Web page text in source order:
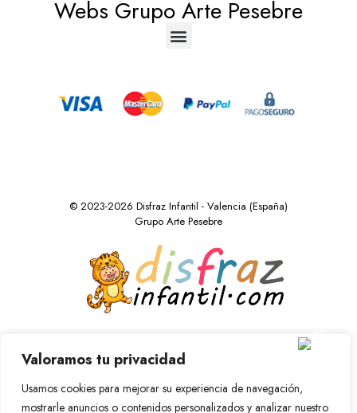
Valoramos tu privacidad
Usamos cookies para mejorar su experiencia de navegación,
mostrarle anuncios o contenidos personalizados y analizar nuestro
Webs Grupo Arte Pesebre
© 2023-2026 Disfraz Infantil - Valencia (España)
Grupo Arte Pesebre